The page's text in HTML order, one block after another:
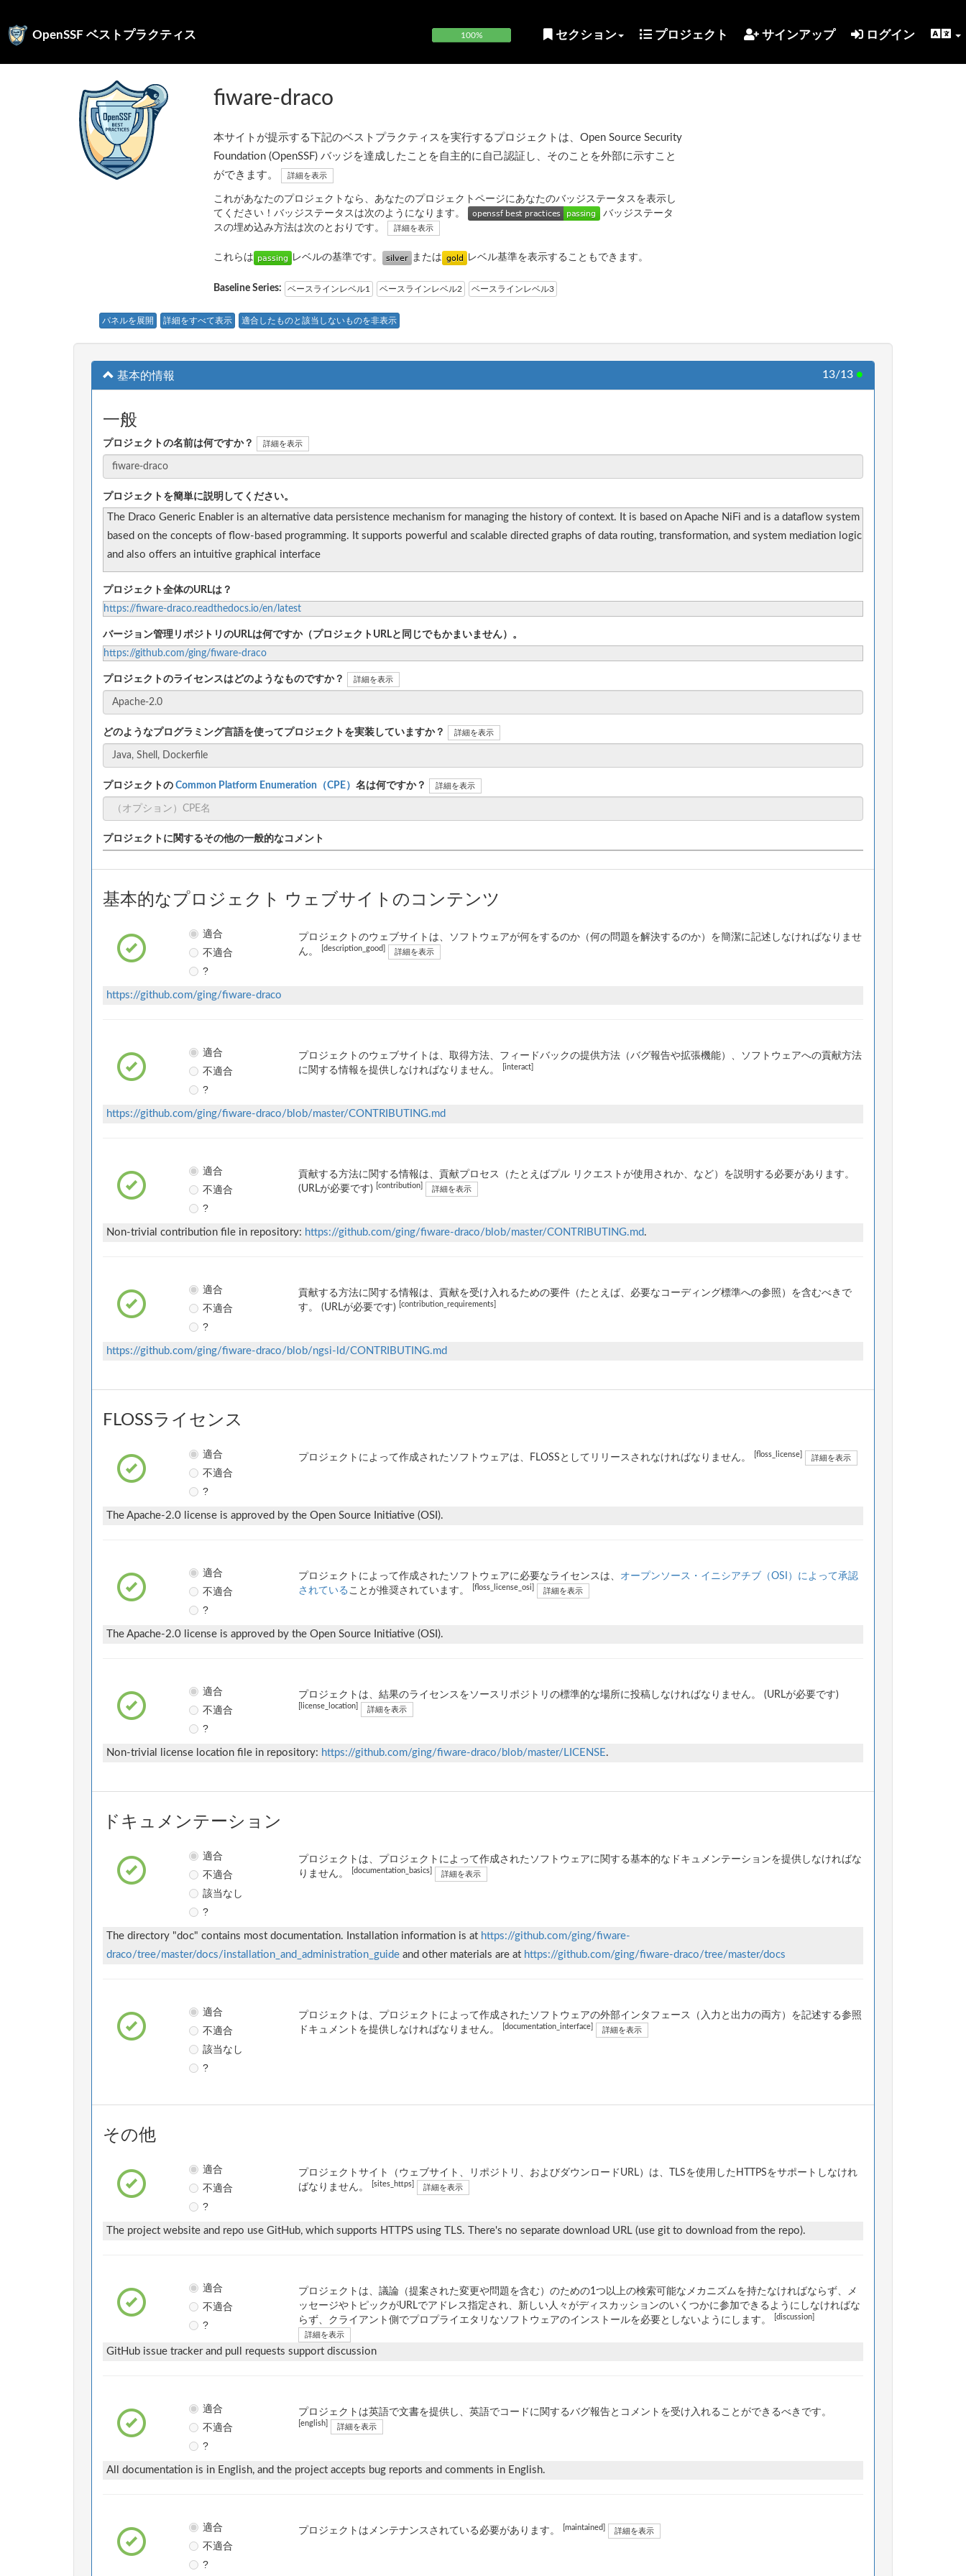
OpenSSF ベストプラクティス 100% セクション プロジェクト サインアップ ログイン
fiware-draco
本サイトが提示する下記のベストプラクティスを実行するプロジェクトは、Open Source Security
Foundation (OpenSSF) バッジを達成したことを自主的に自己認証し、そのことを外部に示すこと
ができます。
詳細を表示
これがあなたのプロジェクトなら、あなたのプロジェクトページにあなたのバッジステータスを表示し
てください！バッジステータスは次のようになります。
バッジステータ
スの埋め込み方法は次のとおりです。
詳細を表示
これらは レベルの基準です。 または レベル基準を表示することもできます。
Baseline Series: ベースラインレベル1 ベースラインレベル2 ベースラインレベル3
パネルを展開 詳細をすべて表示 適合したものと該当しないものを非表示
基本的情報 13/13 ●
一般
プロジェクトの名前は何ですか？ 詳細を表示
プロジェクトを簡単に説明してください。
The Draco Generic Enabler is an alternative data persistence mechanism for managing the history of context. It is based on Apache NiFi and is a dataflow system
based on the concepts of flow-based programming. It supports powerful and scalable directed graphs of data routing, transformation, and system mediation logic
and also offers an intuitive graphical interface
プロジェクト全体のURLは？
https://fiware-draco.readthedocs.io/en/latest
バージョン管理リポジトリのURLは何ですか（プロジェクトURLと同じでもかまいません）。
https://github.com/ging/fiware-draco
プロジェクトのライセンスはどのようなものですか？ 詳細を表示
どのようなプログラミング言語を使ってプロジェクトを実装していますか？ 詳細を表示
プロジェクトの Common Platform Enumeration（CPE） 名は何ですか？ 詳細を表示
プロジェクトに関するその他の一般的なコメント
基本的なプロジェクト ウェブサイトのコンテンツ
適合
不適合
?
プロジェクトのウェブサイトは、ソフトウェアが何をするのか（何の問題を解決するのか）を簡潔に記述しなければなりませ
ん。
[description_good] 詳細を表示
https://github.com/ging/fiware-draco
適合
不適合
?
プロジェクトのウェブサイトは、取得方法、フィードバックの提供方法（バグ報告や拡張機能）、ソフトウェアへの貢献方法
に関する情報を提供しなければなりません。
[interact]
https://github.com/ging/fiware-draco/blob/master/CONTRIBUTING.md
適合
不適合
?
貢献する方法に関する情報は、貢献プロセス（たとえばプル リクエストが使用されか、など）を説明する必要があります。
(URLが必要です)
[contribution] 詳細を表示
Non-trivial contribution file in repository: https://github.com/ging/fiware-draco/blob/master/CONTRIBUTING.md.
適合
不適合
?
貢献する方法に関する情報は、貢献を受け入れるための要件（たとえば、必要なコーディング標準への参照）を含むべきで
す。 (URLが必要です)
[contribution_requirements]
https://github.com/ging/fiware-draco/blob/ngsi-ld/CONTRIBUTING.md
FLOSSライセンス
適合
不適合
?
プロジェクトによって作成されたソフトウェアは、FLOSSとしてリリースされなければなりません。 [floss_license] 詳細を表示
The Apache-2.0 license is approved by the Open Source Initiative (OSI).
適合
不適合
?
プロジェクトによって作成されたソフトウェアに必要なライセンスは、 オープンソース・イニシアチブ（OSI）によって承認
されている ことが推奨されています。 [floss_license_osi] 詳細を表示
The Apache-2.0 license is approved by the Open Source Initiative (OSI).
適合
不適合
?
プロジェクトは、結果のライセンスをソースリポジトリの標準的な場所に投稿しなければなりません。 (URLが必要です)
[license_location] 詳細を表示
Non-trivial license location file in repository: https://github.com/ging/fiware-draco/blob/master/LICENSE.
ドキュメンテーション
適合
不適合
該当なし
?
プロジェクトは、プロジェクトによって作成されたソフトウェアに関する基本的なドキュメンテーションを提供しなければな
りません。
[documentation_basics] 詳細を表示
The directory "doc" contains most documentation. Installation information is at https://github.com/ging/fiware-
draco/tree/master/docs/installation_and_administration_guide and other materials are at https://github.com/ging/fiware-draco/tree/master/docs
適合
不適合
該当なし
?
プロジェクトは、プロジェクトによって作成されたソフトウェアの外部インタフェース（入力と出力の両方）を記述する参照
ドキュメントを提供しなければなりません。
[documentation_interface] 詳細を表示
その他
適合
不適合
?
プロジェクトサイト（ウェブサイト、リポジトリ、およびダウンロードURL）は、TLSを使用したHTTPSをサポートしなけれ
ばなりません。
[sites_https] 詳細を表示
The project website and repo use GitHub, which supports HTTPS using TLS. There's no separate download URL (use git to download from the repo).
適合
不適合
?
プロジェクトは、議論（提案された変更や問題を含む）のための1つ以上の検索可能なメカニズムを持たなければならず、メ
ッセージやトピックがURLでアドレス指定され、新しい人々がディスカッションのいくつかに参加できるようにしなければな
らず、クライアント側でプロプライエタリなソフトウェアのインストールを必要としないようにします。
[discussion]
詳細を表示
GitHub issue tracker and pull requests support discussion
適合
不適合
?
プロジェクトは英語で文書を提供し、英語でコードに関するバグ報告とコメントを受け入れることができるべきです。
[english] 詳細を表示
All documentation is in English, and the project accepts bug reports and comments in English.
適合
不適合
?
プロジェクトはメンテナンスされている必要があります。 [maintained] 詳細を表示